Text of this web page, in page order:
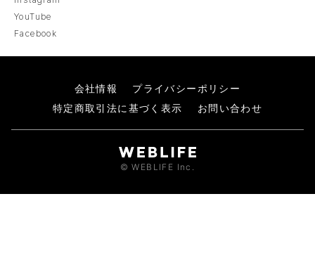
YouTube
Facebook
会社情報
プライバシーポリシー
特定商取引法に基づく表示
お問い合わせ
© WEBLIFE Inc.